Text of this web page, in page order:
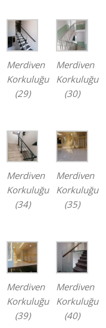
Merdiven
Korkuluğu
(29)
Merdiven
Korkuluğu
(30)
Merdiven
Korkuluğu
(34)
Merdiven
Korkuluğu
(35)
Merdiven
Korkuluğu
(39)
Merdiven
Korkuluğu
(40)